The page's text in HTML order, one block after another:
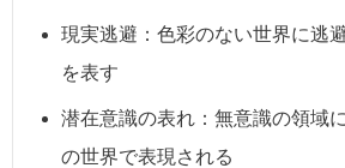
現実逃避：色彩のない世界に逃
を表す
潜在意識の表れ：無意識の領域
の世界で表現される